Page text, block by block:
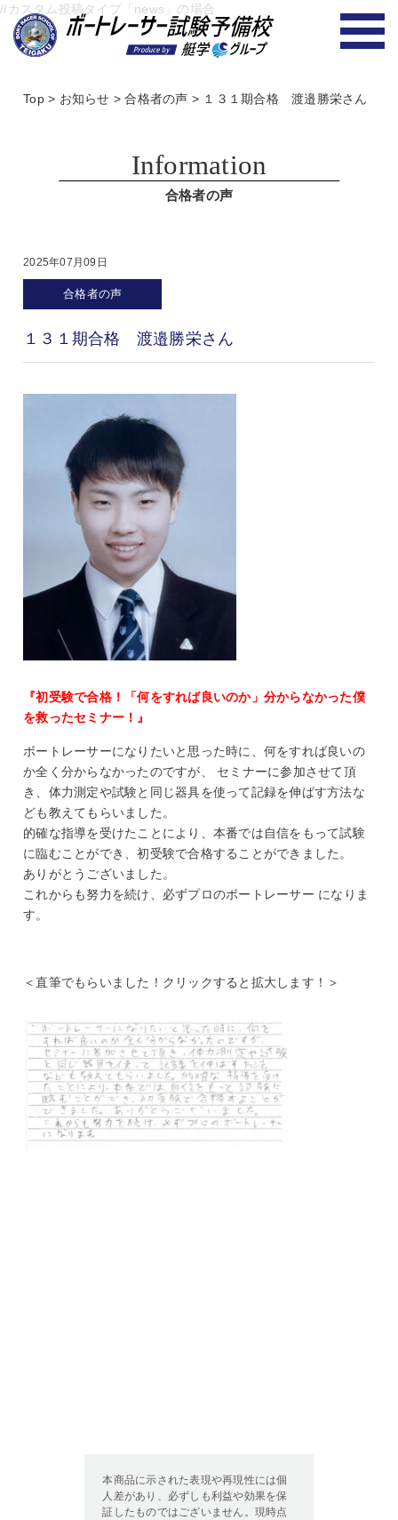
//カスタム投稿タイプ「news」の場合
Top> お知らせ >合格者の声 > １３１期合格 渡邉勝栄さん
Information
合格者の声
2025年07月09日
合格者の声
１３１期合格 渡邉勝栄さん
『初受験で合格！「何をすれば良いのか」分からなかった僕
を救ったセミナー！』
ボートレーサーになりたいと思った時に、何をすれば良いの
か全く分からなかったのですが、 セミナーに参加させて頂
き、体力測定や試験と同じ器具を使って記録を伸ばす方法な
ども教えてもらいました。
的確な指導を受けたことにより、本番では自信をもって試験
に臨むことができ、初受験で合格することができました。
ありがとうございました。
これからも努力を続け、必ずプロのボートレーサー になりま
す。
＜直筆でもらいました！クリックすると拡大します！＞
本商品に示された表現や再現性には個
人差があり、必ずしも利益や効果を保
証したものではございません。現時点